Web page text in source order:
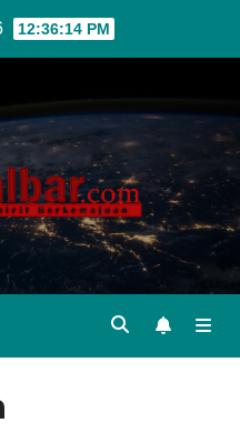
12:36:15 PM